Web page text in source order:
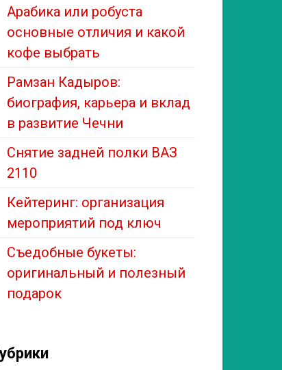
Арабика или робуста
основные отличия и какой
кофе выбрать
Рамзан Кадыров:
биография, карьера и вклад
в развитие Чечни
Снятие задней полки ВАЗ
2110
Кейтеринг: организация
мероприятий под ключ
Съедобные букеты:
оригинальный и полезный
подарок